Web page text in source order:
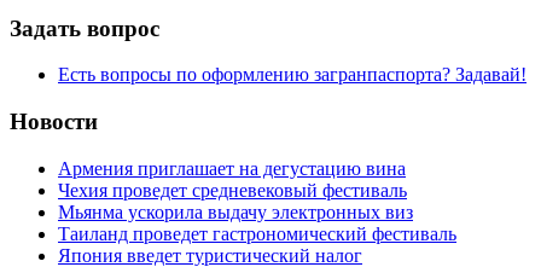
Задать вопрос
Есть вопросы по оформлению загранпаспорта? Задавай!
Новости
Армения приглашает на дегустацию вина
Чехия проведет средневековый фестиваль
Мьянма ускорила выдачу электронных виз
Таиланд проведет гастрономический фестиваль
Япония введет туристический налог